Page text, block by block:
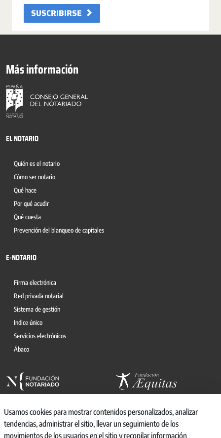
SUSCRIBIRSE
Más información
EL NOTARIO
Quién es el notario
Cómo ser notario
Qué hace
Por qué acudir
Qué cuesta
Prevención del blanqueo de capitales
E-NOTARIO
Firma electrónica
Red privada notarial
Sistema de gestión
Indice único
Servicios electrónicos
Ábaco
Usamos cookies para mostrar contenidos personalizados, analizar
tendencias, administrar el sitio, llevar un seguimiento de los
movimientos de los usuarios en el sitio y recopilar información